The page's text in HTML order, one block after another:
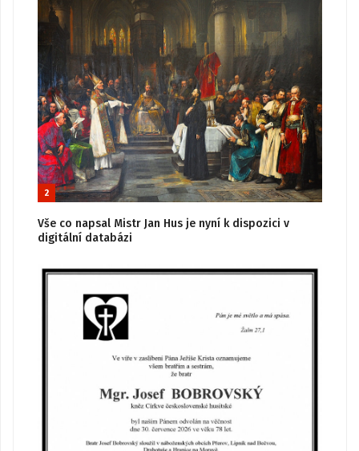
2
Vše co napsal Mistr Jan Hus je nyní k dispozici v
digitální databázi